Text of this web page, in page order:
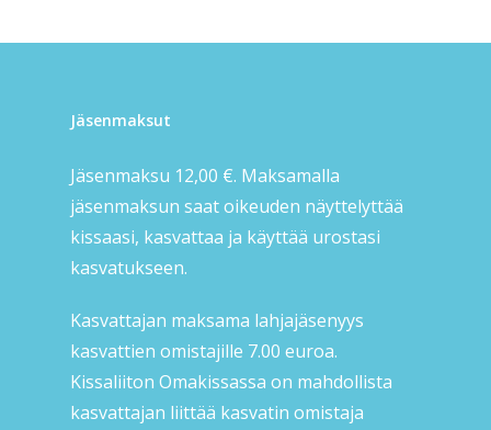
Jäsenmaksut
Jäsenmaksu 12,00 €. Maksamalla
jäsenmaksun saat oikeuden näyttelyttää
kissaasi, kasvattaa ja käyttää urostasi
kasvatukseen.
Kasvattajan maksama lahjajäsenyys
kasvattien omistajille 7.00 euroa.
Kissaliiton Omakissassa on mahdollista
kasvattajan liittää kasvatin omistaja